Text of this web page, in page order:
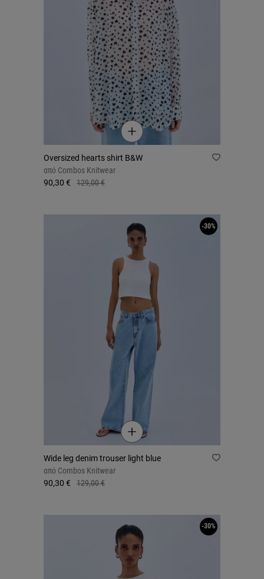
Oversized hearts shirt B&W
από Combos Knitwear
90,30 €
129,00 €
Wide leg denim trouser light blue
από Combos Knitwear
90,30 €
129,00 €
-30%
-30%